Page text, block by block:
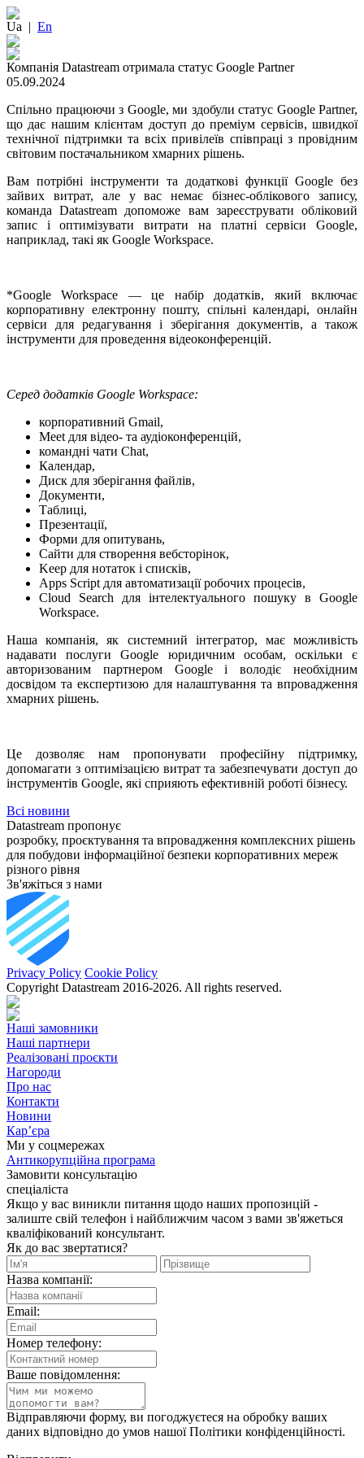
Ua | En
Компанія Datastream отримала статус Google Partner
05.09.2024
Спільно працюючи з Google, ми здобули статус Google Partner,
що дає нашим клієнтам доступ до преміум сервісів, швидкої
технічної підтримки та всіх привілеїв співпраці з провідним
світовим постачальником хмарних рішень.
Вам потрібні інструменти та додаткові функції Google без
зайвих витрат, але у вас немає бізнес-облікового запису,
команда Datastream допоможе вам зареєструвати обліковий
запис і оптимізувати витрати на платні сервіси Google,
наприклад, такі як Google Workspace.
*Google Workspace — це набір додатків, який включає
корпоративну електронну пошту, спільні календарі, онлайн
сервіси для редагування і зберігання документів, а також
інструменти для проведення відеоконференцій.
Серед додатків Google Workspace:
корпоративний Gmail,
Meet для відео- та аудіоконференцій,
командні чати Chat,
Календар,
Диск для зберігання файлів,
Документи,
Таблиці,
Презентації,
Форми для опитувань,
Сайти для створення вебсторінок,
Keep для нотаток і списків,
Apps Script для автоматизації робочих процесів,
Cloud Search для інтелектуального пошуку в Google
Workspace.
Наша компанія, як системний інтегратор, має можливість
надавати послуги Google юридичним особам, оскільки є
авторизованим партнером Google і володіє необхідним
досвідом та експертизою для налаштування та впровадження
хмарних рішень.
Це дозволяє нам пропонувати професійну підтримку,
допомагати з оптимізацією витрат та забезпечувати доступ до
інструментів Google, які сприяють ефективній роботі бізнесу.
Всі новини
Datastream пропонує
розробку, проєктування та впровадження комплексних рішень
для побудови інформаційної безпеки корпоративних мереж
різного рівня
Зв'яжіться з нами
Privacy Policy Cookie Policy
Copyright Datastream 2016-2026. All rights reserved.
Наші замовники
Наші партнери
Реалізовані проєкти
Нагороди
Про нас
Контакти
Новини
Кар’єра
Ми у соцмережах
Антикорупційна програма
Замовити консультацію
спеціаліста
Якщо у вас виникли питання щодо наших пропозицій -
залиште свій телефон і найближчим часом з вами зв'яжеться
кваліфікований консультант.
Як до вас звертатися?
Назва компанії:
Email:
Номер телефону:
Ваше повідомлення:
Відправляючи форму, ви погоджуєтеся на обробку ваших
даних відповідно до умов нашої Політики конфіденційності.